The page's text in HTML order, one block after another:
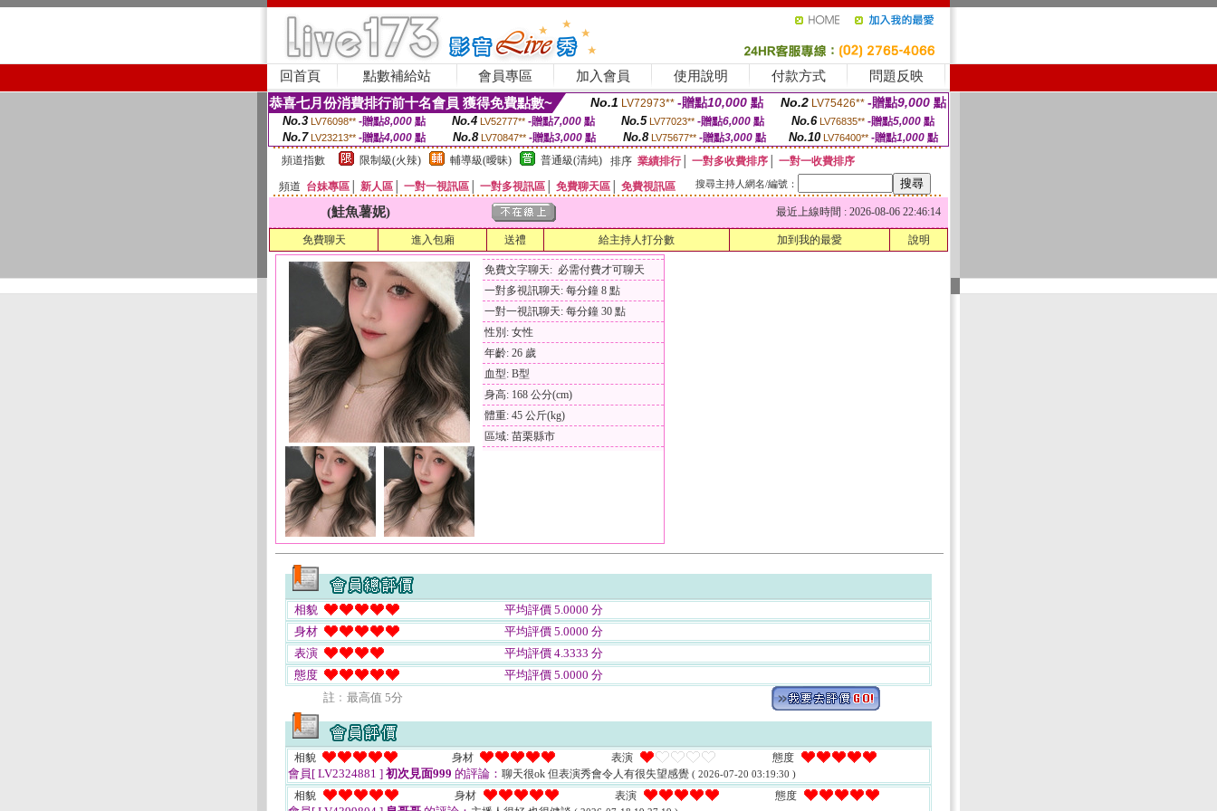
回首頁 點數補給站 會員專區 加入會員 使用說明 付款方式 問題反映
恭喜七月份消費排行前十名會員 獲得免費點數~ No.1 LV72973** -贈點10,000 點 No.2 LV75426** -贈點9,000 點
No.3 LV76098** -贈點8,000點 No.4 LV52777** -贈點7,000點 No.5 LV77023** -贈點6,000點 No.6 LV76835** -贈點5,000點
No.7 LV23213** -贈點4,000 點 No.8 LV70847** -贈點3,000 點 No.8 LV75677** -贈點3,000點 No.10 LV76400** -贈點1,000 點
頻道指數
限制級(火辣) 輔導級(曖昧) 普通級(清純) 排序 業績排行│ 一對多收費排序
一對一收費排序
頻道 台妹專區 新人區 一對一視訊區 一對多視訊區 免費聊天區 免費視訊區 搜尋主持人網名/編號：
(鮭魚薯妮) 最近上線時間 : 2026-08-06 22:46:14
免費聊天 進入包廂 送禮 給主持人打分數 加到我的最愛 說明
免費文字聊天: 必需付費才可聊天
一對多視訊聊天: 每分鐘 8 點
一對一視訊聊天: 每分鐘 30 點
性別: 女性
年齡: 26 歲
血型: B型
身高: 168 公分(cm)
體重: 45 公斤(kg)
區域: 苗栗縣市
相貌
平均評價 5.0000 分
身材
平均評價 5.0000 分
表演
平均評價 4.3333 分
態度
平均評價 5.0000 分
註﹕最高值 5分
相貌 身材 表演 態度
會員[ LV2324881 ] 初次見面999 的評論： 聊天很ok 但表演秀會令人有很失望感覺 ( 2026-07-20 03:19:30 )
相貌 身材 表演 態度